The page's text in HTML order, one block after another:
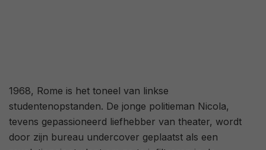
1968, Rome is het toneel van linkse
studentenopstanden. De jonge politieman Nicola,
tevens gepassioneerd liefhebber van theater, wordt
door zijn bureau undercover geplaatst als een